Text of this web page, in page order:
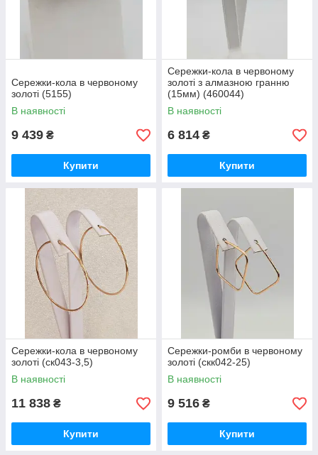
Сережки-кола в червоному
золоті (5155)
В наявності
9 439 ₴
Купити
Сережки-кола в червоному
золоті з алмазною гранню
(15мм) (460044)
В наявності
6 814 ₴
Купити
Сережки-кола в червоному
золоті (ск043-3,5)
В наявності
11 838 ₴
Купити
Сережки-ромби в червоному
золоті (скк042-25)
В наявності
9 516 ₴
Купити